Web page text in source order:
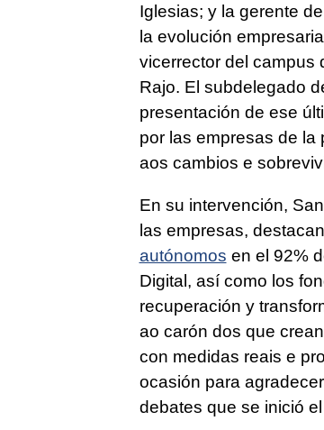
Iglesias; y la gerente
la evolución
vicerrector del campus
Rajo. El subdelegado
presentación de ese
por las empresas de la
aos cambios e
En su intervención,
las empresas,
autónomos en el 92%
Digital, así como los
recuperación y
ao carón dos que
con medidas reais e
ocasión para
debates que se inició